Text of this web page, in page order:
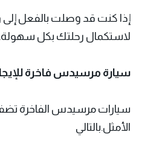
إذا كنت قد وصلت بالفعل إلى
لاستكمال رحلتك بكل
سيارة مرسيدس فاخرة
سيارات مرسيدس الفاخرة تضف
الأمثل.بالتالي